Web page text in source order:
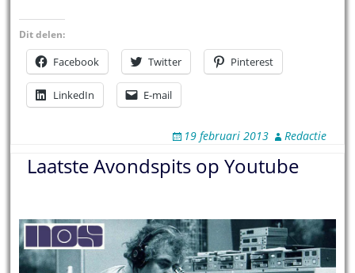
Dit delen:
Facebook Twitter Pinterest
LinkedIn E-mail
19 februari 2013 Redactie
Laatste Avondspits op Youtube